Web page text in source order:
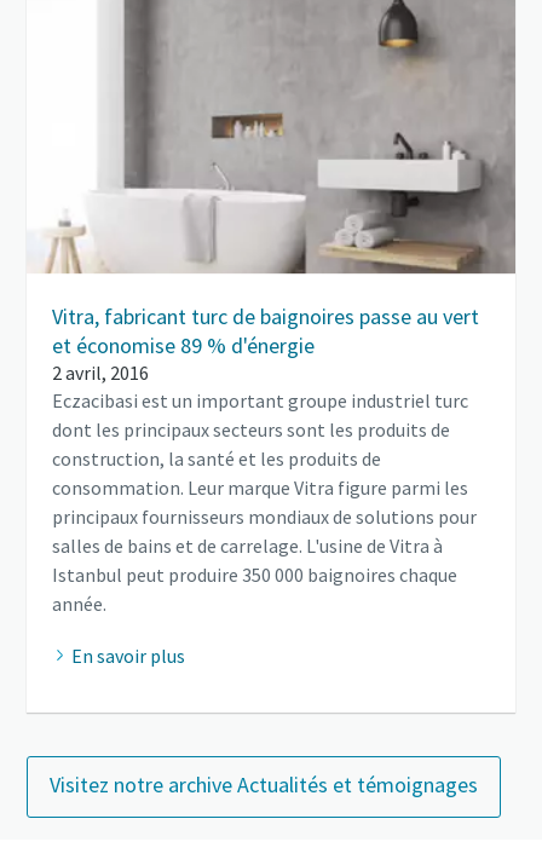
Vitra, fabricant turc de baignoires passe au vert
et économise 89 % d'énergie
2 avril, 2016
Eczacibasi est un important groupe industriel turc
dont les principaux secteurs sont les produits de
construction, la santé et les produits de
consommation. Leur marque Vitra figure parmi les
principaux fournisseurs mondiaux de solutions pour
salles de bains et de carrelage. L'usine de Vitra à
Istanbul peut produire 350 000 baignoires chaque
année.
En savoir plus
Visitez notre archive Actualités et témoignages